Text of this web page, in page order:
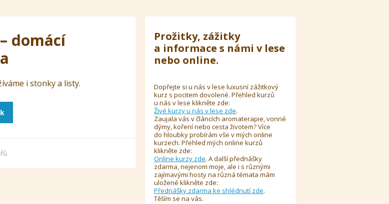
domácí
i stonky a listy.
Prožitky, zážitky
a informace s námi v lese
nebo online.
Dopřejte si u nás v lese luxusní zážitkový
kurz s pocitem dovolené. Přehled kurzů
u nás v lese klikněte zde:
Živé kurzy u nás v lese zde.
Zaujala vás v článcích aromaterapie, vonné
dýmy, koření nebo cesta životem? Více
do hloubky probírám vše v mých online
kurzech. Přehled mých online kurzů
klikněte zde:
Online kurzy zde. A další přednášky
zdarma, nejenom moje, ale i s různými
zajímavými hosty na různá témata mám
uložené klikněte zde:
Přednášky zdarma ke shlédnutí zde.
Těším se na vás.